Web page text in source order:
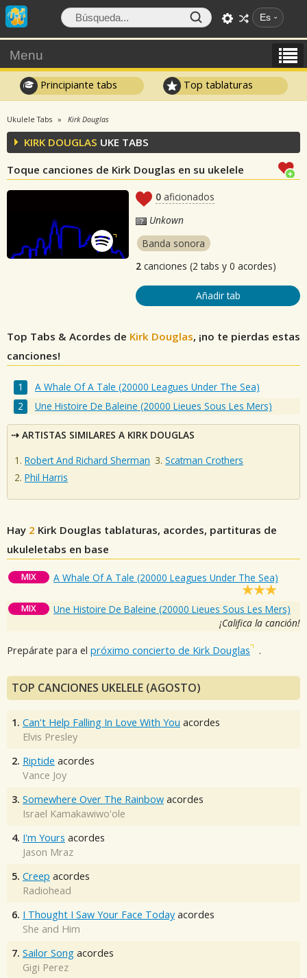
Es
Menu
Principiante tabs Top tablaturas
Ukulele Tabs Kirk Douglas
KIRK DOUGLAS UKE TABS
Toque canciones de Kirk Douglas en su ukelele
0 aficionados
Unkown
Banda sonora
2 canciones (2 tabs y 0 acordes)
Añadir tab
Top Tabs & Acordes de Kirk Douglas, ¡no te pierdas estas
canciones!
A Whale Of A Tale (20000 Leagues Under The Sea)
Une Histoire De Baleine (20000 Lieues Sous Les Mers)
ARTISTAS SIMILARES A KIRK DOUGLAS
Robert And Richard Sherman
Phil Harris
Scatman Crothers
Hay 2 Kirk Douglas tablaturas, acordes, partituras de
ukuleletabs en base
MIX A Whale Of A Tale (20000 Leagues Under The Sea)
MIX
Une Histoire De Baleine (20000 Lieues Sous Les Mers)
¡Califica la canción!
Prepárate para el próximo concierto de Kirk Douglas .
TOP CANCIONES UKELELE (AGOSTO)
1. Can't Help Falling In Love With You acordes
Elvis Presley
2. Riptide acordes
Vance Joy
3. Somewhere Over The Rainbow acordes
Israel Kamakawiwo'ole
4. I'm Yours acordes
Jason Mraz
5. Creep acordes
Radiohead
6. I Thought I Saw Your Face Today acordes
She and Him
7. Sailor Song acordes
Gigi Perez